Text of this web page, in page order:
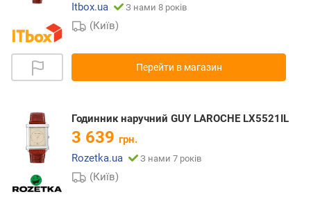
Itbox.ua
З нами 8 років
(Київ)
Перейти в магазин
Годинник наручний GUY LAROCHE LX5521IL
3 639 грн.
Rozetka.ua
З нами 7 років
(Київ)